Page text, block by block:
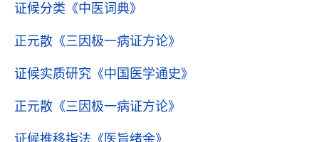
证候分类 《中医词典》
正元散 《三因极一病证方论》
证候实质研究 《中国医学通史》
正元散 《三因极一病证方论》
证候推移指法 《医旨绪余》